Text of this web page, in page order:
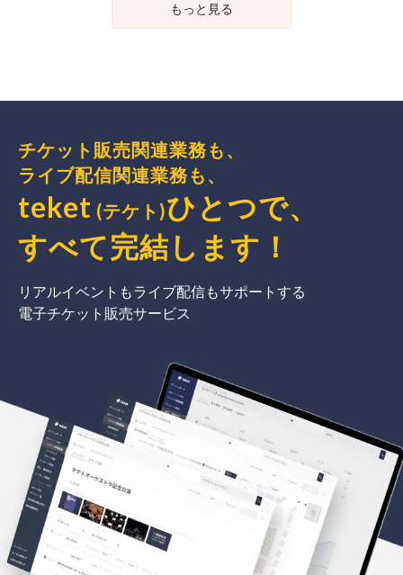
もっと見る
チケット販売関連業務も、
ライブ配信関連業務も、
teket (テケト)ひとつで、
すべて完結 します ！
リアルイベントもライブ配信もサポートする
電子チケット販売サービス